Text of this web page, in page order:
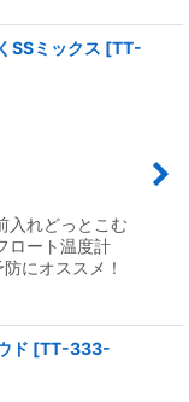
SSミックス [TT-
入れどっとこむ
ロート温度計
にオススメ！
ド [TT-333-